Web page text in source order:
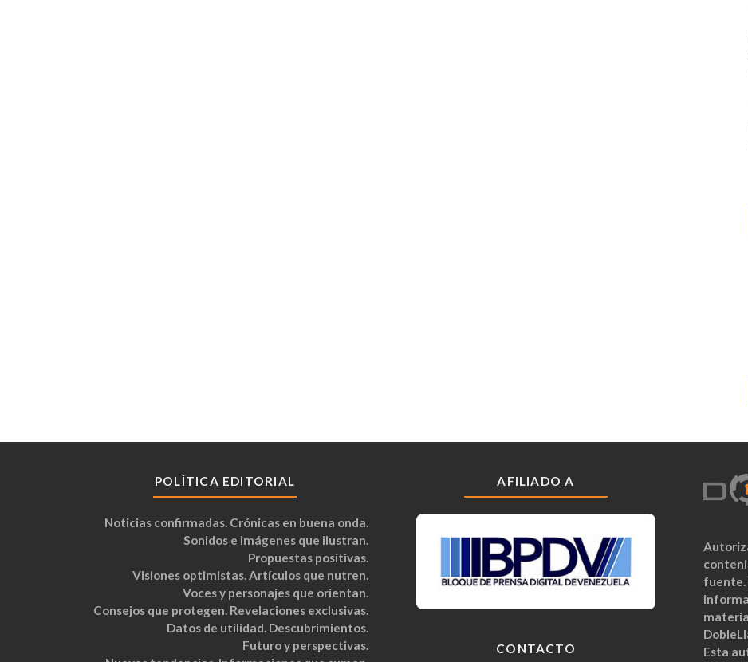
POLÍTICA EDITORIAL
Noticias confirmadas. Crónicas en buena onda.
Sonidos e imágenes que ilustran.
Propuestas positivas.
Visiones optimistas. Artículos que nutren.
Voces y personajes que orientan.
Consejos que protegen. Revelaciones exclusivas.
Datos de utilidad. Descubrimientos.
Futuro y perspectivas.
AFILIADO A
CONTACTO
fuente.
Esta